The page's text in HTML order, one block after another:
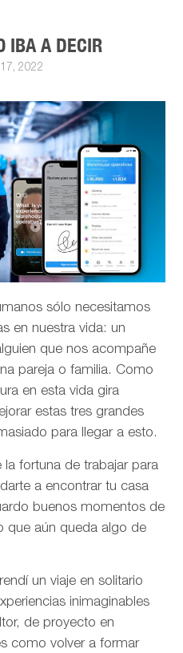
IBA A DECIR
2022
sólo necesitamos
en nuestra vida: un
que nos acompañe
pareja o familia. Como
en esta vida gira
estas tres grandes
para llegar a esto.
fortuna de trabajar para
a encontrar tu casa
buenos momentos de
que aún queda algo de
un viaje en solitario
inimaginables
de proyecto en
como volver a formar